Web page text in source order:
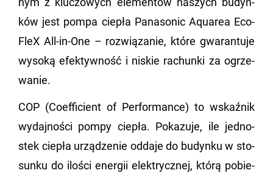
ków jest pompa cie­pła Pa­na­so­nic Aqu­area Eco­
FleX All-in-One – roz­wią­za­nie, które gwa­ran­tu­je
wy­so­ką efek­tyw­ność i ni­skie ra­chun­ki za ogrze­
wa­nie.
COP (Co­ef­fi­cient of Per­for­man­ce) to wskaź­nik
wy­daj­no­ści pompy cie­pła. Po­ka­zu­je, ile jed­no­
stek cie­pła urzą­dze­nie od­da­je do bu­dyn­ku w sto­
sun­ku do ilo­ści ener­gii elek­trycz­nej, którą po­bie­